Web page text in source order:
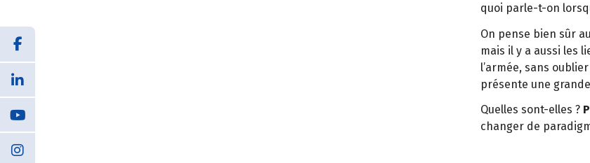
quoi parle-t-on
On pense bien sûr
mais il y a aussi les
l’armée, sans
présente une
Quelles sont-elles ?
changer de